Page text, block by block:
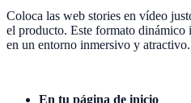
Coloca las web stories en vídeo
el producto. Este formato dinámico
en un entorno inmersivo y atractivo.
En tu página de inicio